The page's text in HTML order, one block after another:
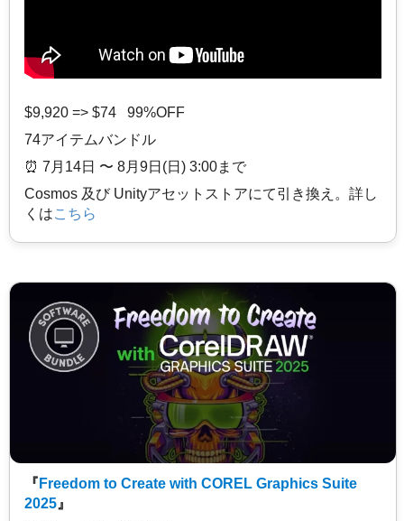
$9,920 => $74 99%OFF
74アイテムバンドル
⏰️ 7月14日 〜 8月9日(日) 3:00まで
Cosmos 及び Unityアセットストアにて引き換え。詳し
くはこちら
『 Freedom to Create with COREL Graphics Suite
2025 』